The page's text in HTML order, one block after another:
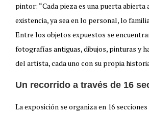
pintor: “Cada pieza es una puerta abierta
existencia, ya sea en lo personal, lo
Entre los objetos expuestos se
fotografías antiguas, dibujos, pinturas y
del artista, cada uno con su propia
Un recorrido a través de 16
La exposición se organiza en 16